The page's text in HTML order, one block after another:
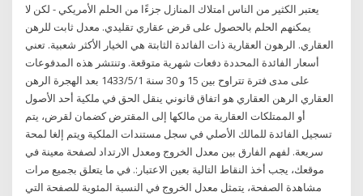
يعتبر الكثير من الناس امتلاك المنازل جزءًا من الحلم الأمريكي - لكن لا
يمكنهم الحلم بالحصول على قرض عقاري تقليدي. معدل ثابت للرهن
العقاري. الرهون العقارية ذات الفائدة الثابتة هي الخيار الأكثر شعبية. تعني
أسعار الفائدة المحددة دفعات شهرية متوقعة. وتنتشر هذه المدفوعات
على مدى فترة تتراوح بين 15 و 30 سنة 1‏‏/5‏‏/1433 بعد الهجرة الرهن
العقاري الرهن العقاري هو اتفاق قانوني ينقل الحق في ملكية أحد الأصول
أو الممتلكات العقارية من مالكها إلى المقترض كضمان لقرض، يتم
تسجيل الفائدة للمالك الأصلي في سجل مستندات الملكية ويتم إلغا لمحة
سريعة. لفهم الفارق بين معدل الخروج ومعدل الارتداد لصفحة معينة في
موقعك، يجب أخذ النقاط التالية بعين الاعتبار:. في ما يتعلق بجميع مرات
مشاهدة الصفحة، يتمثل معدل الخروج في النسبة المئوية للصفحة التي